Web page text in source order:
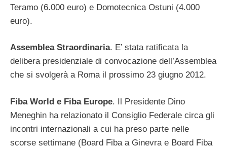
Teramo (6.000 euro) e Domotecnica Ostuni (4.000
euro).
Assemblea Straordinaria. E’ stata ratificata la
delibera presidenziale di convocazione dell’Assemblea
che si svolgerà a Roma il prossimo 23 giugno 2012.
Fiba World e Fiba Europe. Il Presidente Dino
Meneghin ha relazionato il Consiglio Federale circa gli
incontri internazionali a cui ha preso parte nelle
scorse settimane (Board Fiba a Ginevra e Board Fiba